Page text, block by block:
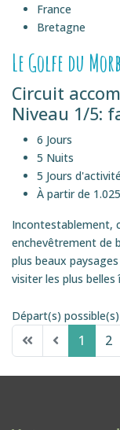
France
Bretagne
Le Golfe du
Circuit
Niveau 1/5:
6 Jours
5 Nuits
5 Jours d'activité
À partir de
Incontestablement,
enchevêtrement de
plus beaux
visiter les plus belles
Départ(s)
1 2